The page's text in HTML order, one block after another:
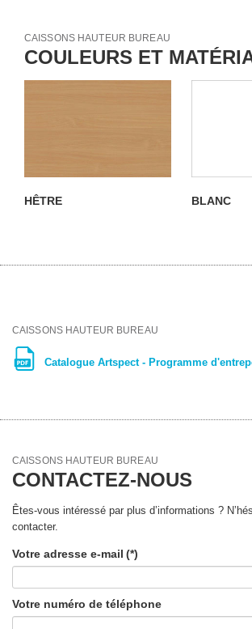
CAISSONS HAUTEUR BUREAU
COULEURS ET
HÊTRE BLANC
CAISSONS HAUTEUR BUREAU
Catalogue Artspect - Programme
CAISSONS HAUTEUR BUREAU
CONTACTEZ-NOUS
Êtes-vous intéressé par plus d’informations ?
contacter.
Votre adresse e-mail (*)
Votre numéro de téléphone